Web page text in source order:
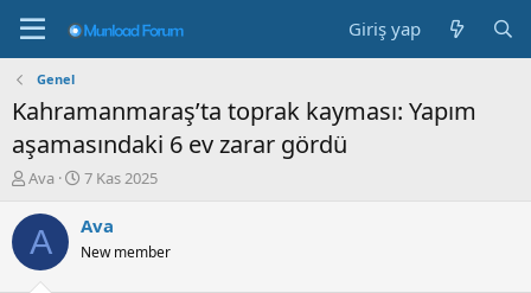
Giriş yap
Genel
Kahramanmaraş’ta toprak kayması: Yapım
aşamasındaki 6 ev zarar gördü
K
n
b
u
Ava
B
ş
a
7 Kas 2025
A Ava
New member